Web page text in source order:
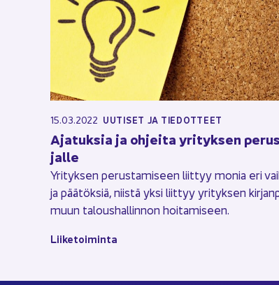
15.03.2022 UU­TI­SET JA TIE­DOT­TEET
Aja­tuk­sia ja oh­jei­ta yri­tyk­sen
jal­le
Yri­tyk­sen pe­rus­ta­mi­seen liit­tyy monia eri
ja pää­tök­siä, niis­tä yksi liit­tyy yri­tyk­sen
muun ta­lous­hal­lin­non hoi­ta­mi­seen.
Lii­ke­toi­min­ta